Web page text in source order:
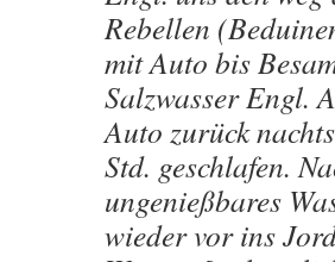
Rebellen
mit Auto bis
Salzwasser Engl.
Auto zurück
Std. geschlafen.
ungenießbares
wieder vor ins